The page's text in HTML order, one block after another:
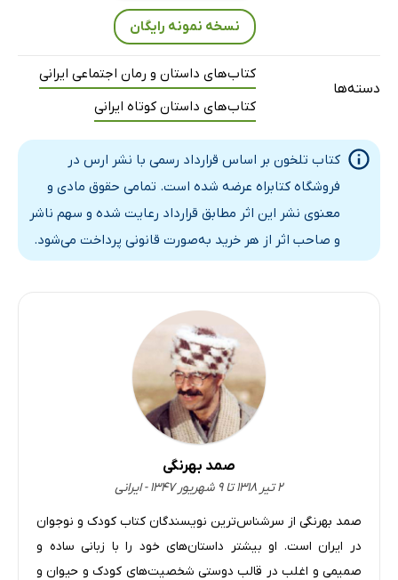
نسخه نمونه رایگان
دسته‌ها
کتاب‌های داستان و رمان اجتماعی ایرانی
کتاب‌های داستان کوتاه ایرانی
کتاب تلخون بر اساس قرارداد رسمی با نشر ارس در
فروشگاه کتابراه عرضه شده است. تمامی حقوق مادی و
معنوی نشر این اثر مطابق قرارداد رعایت شده و سهم ناشر
و صاحب اثر از هر خرید به‌صورت قانونی پرداخت می‌شود.
صمد بهرنگی
۲ تیر ۱۳۱۸ تا ۹ شهریور ۱۳۴۷ - ایرانی
صمد بهرنگی از سرشناس‌ترین نویسندگان کتاب کودک و نوجوان
در ایران است. او بیشتر داستان‌های خود را با زبانی ساده و
صمیمی و اغلب در قالب دوستی شخصیت‌های کودک و حیوان و